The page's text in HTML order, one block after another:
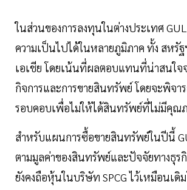
ในส่วนของการลงทุนในต่างประเทศ
ความเป็นไปได้ในหลายภูมิภาค ทั้ง สหรั
เอเชีย โดยเน้นที่ผลตอบแทนที่น่าสนใจ
กิจการและการขายสินทรัพย์ โดยจะพิจา
รอบคอบเพื่อไม่ให้ได้สินทรัพย์ที่ไม่มีคุณ
สำหรับแผนการซื้อขายสินทรัพย์ในปีนี้
ตามมูลค่าของสินทรัพย์และปัจจัยทางธุร
ยังคงถือหุ้นในบริษัท SPCG ไว้เหมือนเดิ